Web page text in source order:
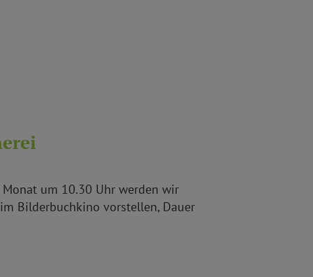
um 10.30 Uhr werden wir
Bilderbuchkino vorstellen, Dauer